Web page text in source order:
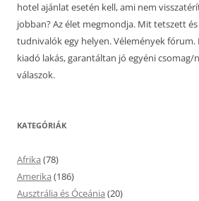
hotel ajánlat esetén kell, ami nem
jobban? Az élet megmondja. Mit tetszett
tudnivalók egy helyen. Vélemények
kiadó lakás, garantáltan jó egyéni csomag/
válaszok.
KATEGÓRIÁK
Afrika (78)
Amerika (186)
Ausztrália és Óceánia (20)